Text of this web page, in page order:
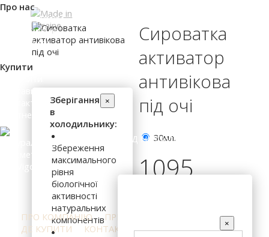
Про нас
Made in Ukraine
Про компанію
Прес-центр
Купити
Доставка і оплата
Контакти
Партнери
ПРО КОМПАНІЮ ПРЕС-ЦЕНТР
ДЕ КУПИТИ
КОНТАКТИ
ВХІД НА САЙТ
×
×
Зберігання
в
холодильнику:
Збереження
максимального
рівня
біологічної
активності
натуральних
компонентів
Сироватка
активатор
антивікова
під очі
30мл.
1095